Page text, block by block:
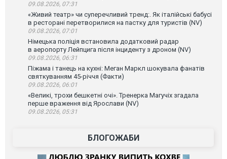
09.08.2026, 07:31
«Живий театр» чи суперечливий тренд:. Як італійські бабусі
в ресторані перетворилися на пастку для туристів (NV)
09.08.2026, 07:01
Німецька поліція встановила додатковий радар
в аеропорту Лейпцига після інциденту з дроном (NV)
09.08.2026, 06:31
Піжама і танець на кухні: Меган Маркл шокувала фанатів
святкуванням 45-річчя (Факти)
09.08.2026, 06:01
«Великі, трохи бешкетні очі». Тренерка Магучіх згадала
перше враження від Ярослави (NV)
09.08.2026, 05:31
БЛОГОЖАБИ